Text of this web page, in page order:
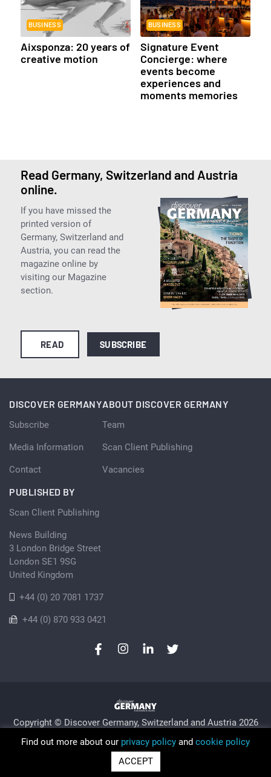
BUSINESS
Aixsponza: 20 years of
creative motion
BUSINESS
Signature Event
Concierge: where
events become
experiences and
moments memories
Read Germany, Switzerland and Austria
online.
If you have missed the
printed version of
Germany, Switzerland and
Austria, you can read the
magazine online by
visiting our Magazine
section.
READ SUBSCRIBE
DISCOVER GERMANY
Subscribe
Media Information
Contact
ABOUT DISCOVER GERMANY
Team
Scan Client Publishing
Vacancies
PUBLISHED BY
Scan Client Publishing
News Building
3 London Bridge Street
London SE1 9SG
United Kingdom
+44 (0) 20 7081 1737
+44 (0) 870 933 0421
Copyright © Discover Germany, Switzerland and Austria 2026
Privacy Policy
Sitemap
Trading as Discover Germany and Scan Client Publishing •
Registered in England and Wales No. 06579237
Find out more about our privacy policy and cookie policy
ACCEPT